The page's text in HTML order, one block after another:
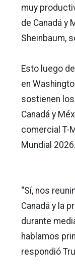
muy
de Canadá y
Sheinbaum,
Esto luego
en
sostienen
Canadá y
comercial T-
Mundial 2026.
“Sí, nos
Canadá y la
durante
hablamos
respondió